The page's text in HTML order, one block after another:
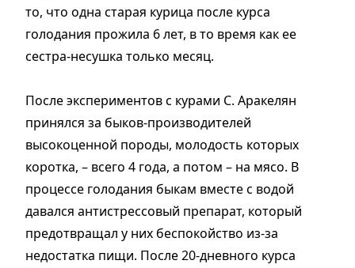
то, что одна старая курица после курса
голодания прожила 6 лет, в то время как ее
сестра-несушка только месяц.
После экспериментов с курами С. Аракелян
принялся за быков-производителей
высокоценной породы, молодость которых
коротка, – всего 4 года, а потом – на мясо. В
процессе голодания быкам вместе с водой
давался антистрессовый препарат, который
предотвращал у них беспокойство из-за
недостатка пищи. После 20-дневного курса